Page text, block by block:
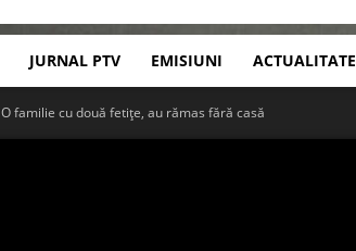
JURNAL PTV EMISIUNI ACTUALITATE
O familie cu două fetițe, au rămas fără casă